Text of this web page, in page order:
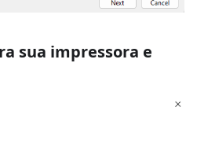
sua impressora e